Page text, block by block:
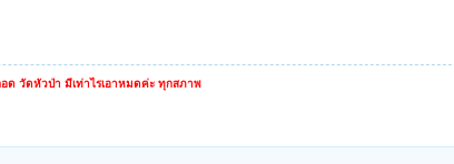
ด วัดหัวป่า มีเท่าไรเอาหมดค่ะ ทุกสภาพ